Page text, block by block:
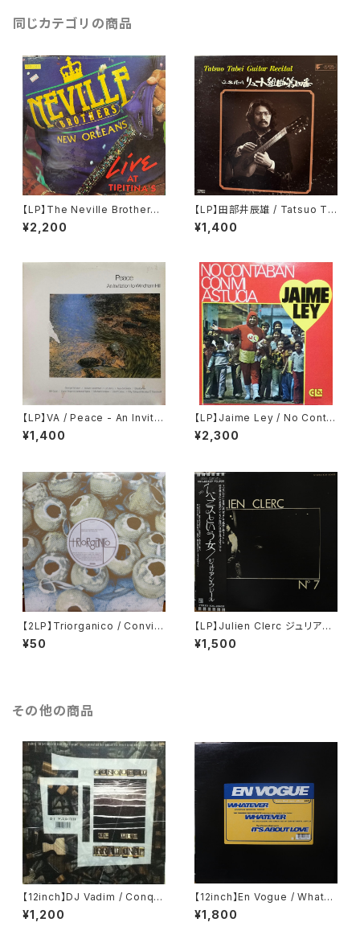
同じカテゴリの商品
【LP】The Neville Brothers /
Live At Tipitina's Volume II
¥2,200
【LP】田部井辰雄 / Tatsuo Ta
bei Guitar Recital
¥1,400
【LP】VA / Peace - An Invitat
ion To Windham Hill, vol. 1
¥1,400
【LP】Jaime Ley / No Conta
ban Con Mi Astucia
¥2,300
【2LP】Triorganico / Conviv
encia
¥50
【LP】Julien Clerc ジュリアン・
クレール / № 7
¥1,500
その他の商品
【12inch】DJ Vadim / Conqu
est Of The Irrational
¥1,200
【12inch】En Vogue / Whatev
er (The Tumblin' Dice Rem
ixes)
¥1,800